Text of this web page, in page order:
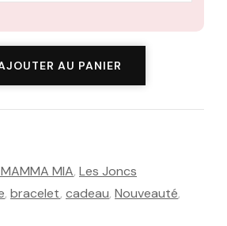
AU PANIER
MIA, Les Joncs
, bracelet, cadeau, Nouveauté,